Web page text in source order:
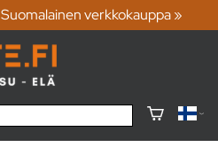
Suomalainen verkkokauppa »